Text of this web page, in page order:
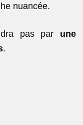
nuancée.
pas par une
.